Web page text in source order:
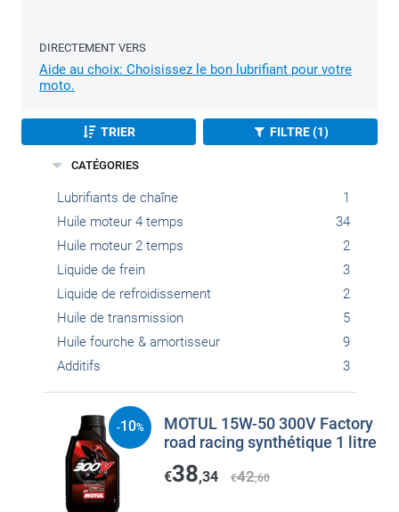
DIRECTEMENT VERS
Aide au choix: Choisissez le bon lubrifiant pour votre
moto.
TRIER FILTRE (1)
CATÉGORIES
Lubrifiants de chaîne
1
Huile moteur 4 temps
34
Huile moteur 2 temps
2
Liquide de frein
3
Liquide de refroidissement
2
Huile de transmission
5
Huile fourche & amortisseur
9
Additifs
3
MOTUL 15W-50 300V Factory
road racing synthétique 1 litre
€38,34 €42,60
-10%